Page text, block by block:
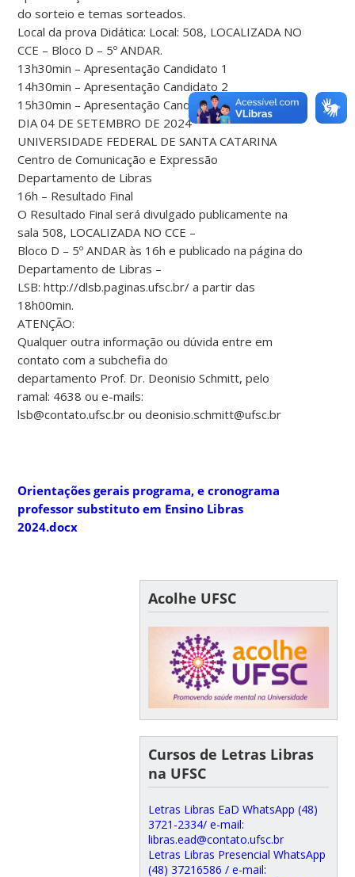
do sorteio e temas sorteados.
Local da prova Didática: Local: 508, LOCALIZADA NO
CCE – Bloco D – 5º ANDAR.
13h30min – Apresentação Candidato 1
14h30min – Apresentação Candidato 2
15h30min – Apresentação Candidato 3
DIA 04 DE SETEMBRO DE 2024
UNIVERSIDADE FEDERAL DE SANTA CATARINA
Centro de Comunicação e Expressão
Departamento de Libras
16h – Resultado Final
O Resultado Final será divulgado publicamente na
sala 508, LOCALIZADA NO CCE –
Bloco D – 5º ANDAR às 16h e publicado na página do
Departamento de Libras –
LSB: http://dlsb.paginas.ufsc.br/ a partir das
18h00min.
ATENÇÃO:
Qualquer outra informação ou dúvida entre em
contato com a subchefia do
departamento Prof. Dr. Deonisio Schmitt, pelo
ramal: 4638 ou e-mails:
lsb@contato.ufsc.br ou deonisio.schmitt@ufsc.br
Orientações gerais programa, e cronograma
professor substituto em Ensino Libras
2024.docx
Acolhe UFSC
Cursos de Letras Libras
na UFSC
Letras Libras EaD WhatsApp (48)
3721-2334/ e-mail:
libras.ead@contato.ufsc.br
Letras Libras Presencial WhatsApp
(48) 37216586 / e-mail: